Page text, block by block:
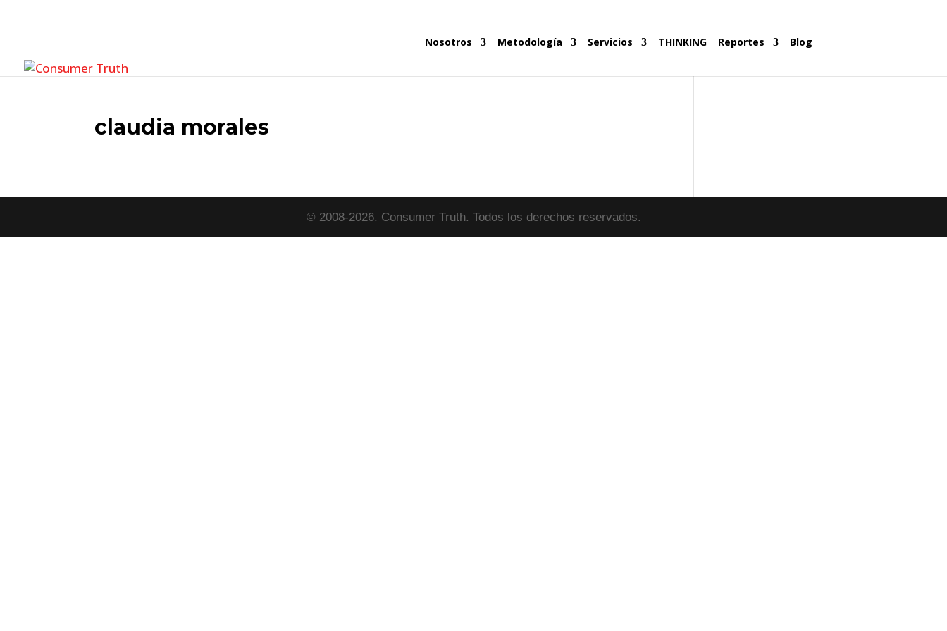
Nosotros Metodología Servicios THINKING Reportes Blog
claudia morales
© 2008-2026. Consumer Truth. Todos los derechos reservados.